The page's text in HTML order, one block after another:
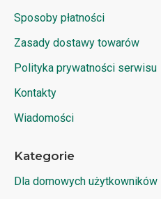
Sposoby płatności
Zasady dostawy towarów
Polityka prywatności serwisu
Kontakty
Wiadomości
Kategorie
Dla domowych użytkowników